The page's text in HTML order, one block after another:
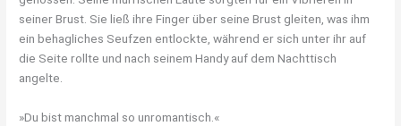
seiner Brust. Sie ließ ihre Finger über seine Brust gleiten, was ihm
ein behagliches Seufzen entlockte, während er sich unter ihr auf
die Seite rollte und nach seinem Handy auf dem Nachttisch
angelte.
»Du bist manchmal so unromantisch.«